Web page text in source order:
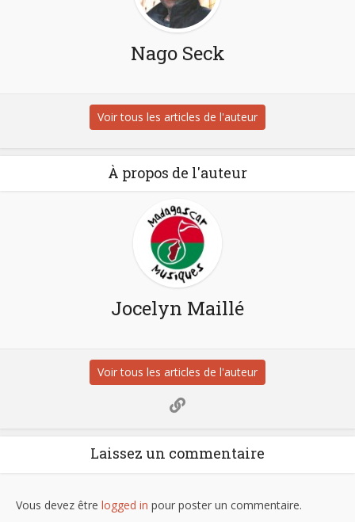
Nago Seck
Voir tous les articles de l'auteur
À propos de l'auteur
Jocelyn Maillé
Voir tous les articles de l'auteur
Laissez un commentaire
Vous devez être logged in pour poster un commentaire.